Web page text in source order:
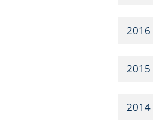
2016
2015
2014